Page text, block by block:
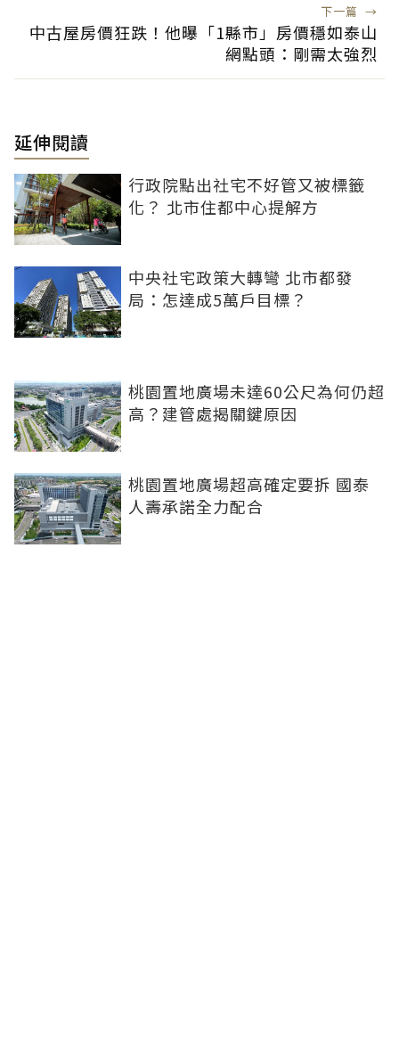
下一篇 →
中古屋房價狂跌！他曝「1縣市」房價穩如泰山
網點頭：剛需太強烈
延伸閱讀
行政院點出社宅不好管又被標籤
化？ 北市住都中心提解方
中央社宅政策大轉彎 北市都發
局：怎達成5萬戶目標？
桃園置地廣場未達60公尺為何仍超
高？建管處揭關鍵原因
桃園置地廣場超高確定要拆 國泰
人壽承諾全力配合